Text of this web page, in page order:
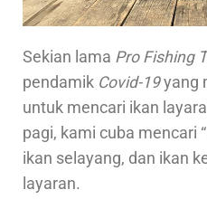
Sekian lama Pro Fishing
pendamik Covid-19yang
untuk mencari ikan
pagi, kami cuba mencari
ikan selayang, dan ikan
layaran.